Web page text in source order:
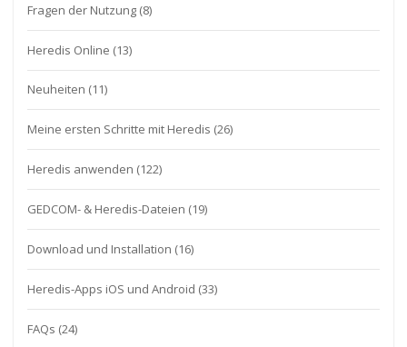
Fragen der Nutzung (8)
Heredis Online (13)
Neuheiten (11)
Meine ersten Schritte mit Heredis (26)
Heredis anwenden (122)
GEDCOM- & Heredis-Dateien (19)
Download und Installation (16)
Heredis-Apps iOS und Android (33)
FAQs (24)